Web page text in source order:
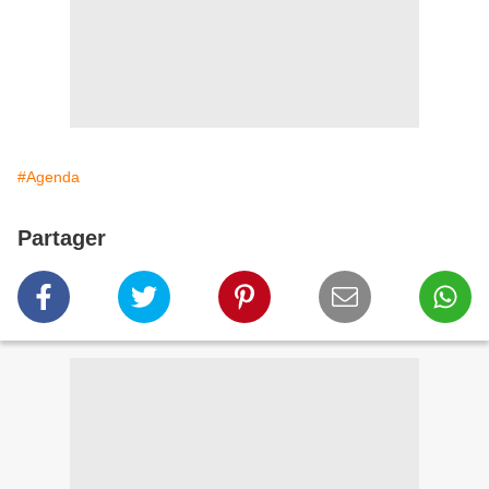
#Agenda
Partager